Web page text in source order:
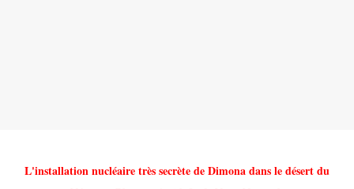
L'installation nucléaire très secrète de Dimona dans le désert du